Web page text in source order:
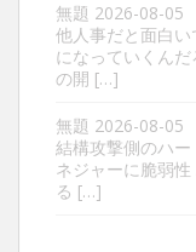
無題 2026-08-05
他人事だと面白
になっていくん
の開 […]
無題 2026-08-05
結構攻撃側のハ
ネジャーに脆弱
る […]